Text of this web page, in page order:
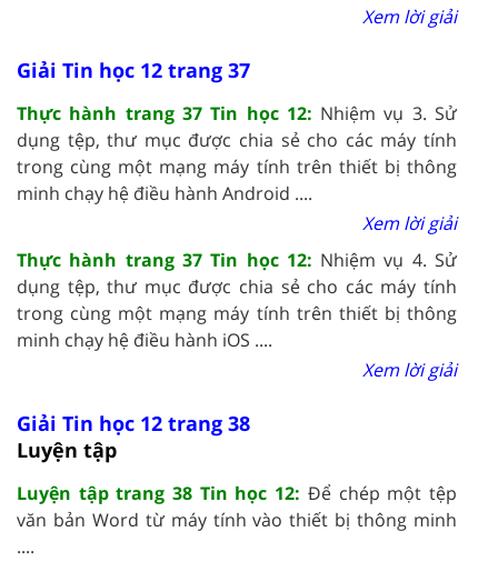
Xem lời giải
Giải Tin học 12 trang 37
Thực hành trang 37 Tin học 12: Nhiệm vụ 3. Sử
dụng tệp, thư mục được chia sẻ cho các máy tính
trong cùng một mạng máy tính trên thiết bị thông
minh chạy hệ điều hành Android ....
Xem lời giải
Thực hành trang 37 Tin học 12: Nhiệm vụ 4. Sử
dụng tệp, thư mục được chia sẻ cho các máy tính
trong cùng một mạng máy tính trên thiết bị thông
minh chạy hệ điều hành iOS ....
Xem lời giải
Giải Tin học 12 trang 38
Luyện tập
Luyện tập trang 38 Tin học 12: Để chép một tệp
văn bản Word từ máy tính vào thiết bị thông minh
....